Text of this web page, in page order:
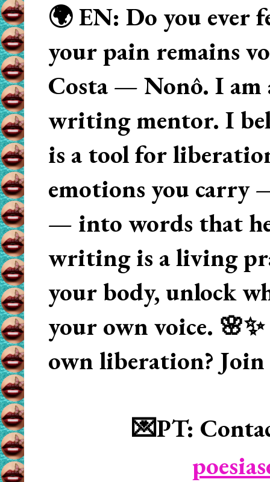
🌍 EN: Do you ever
your pain remains
Costa — Nonô. I am
writing mentor. I
is a tool for
emotions you carry
— into words that
writing is a living
your body, unlock
your own voice.
own liberation? Join
💌PT: